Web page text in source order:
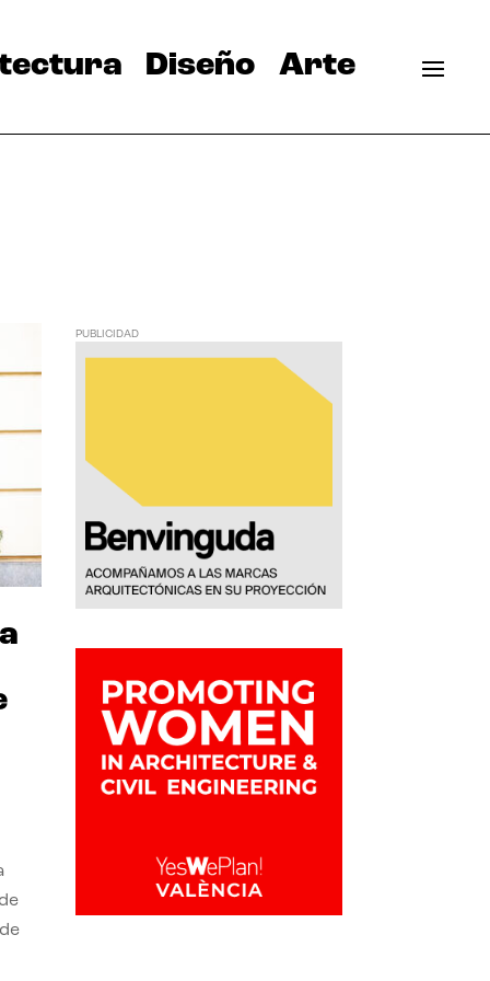
Diseño Arte
PUBLICIDAD